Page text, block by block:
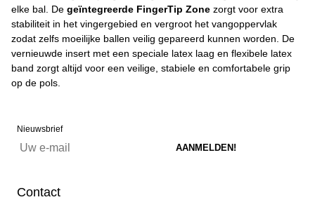
elke bal. De geïntegreerde FingerTip Zone zorgt voor extra
stabiliteit in het vingergebied en vergroot het vangoppervlak
zodat zelfs moeilijke ballen veilig gepareerd kunnen worden. De
vernieuwde insert met een speciale latex laag en flexibele latex
band zorgt altijd voor een veilige, stabiele en comfortabele grip
op de pols.
Nieuwsbrief
Contact